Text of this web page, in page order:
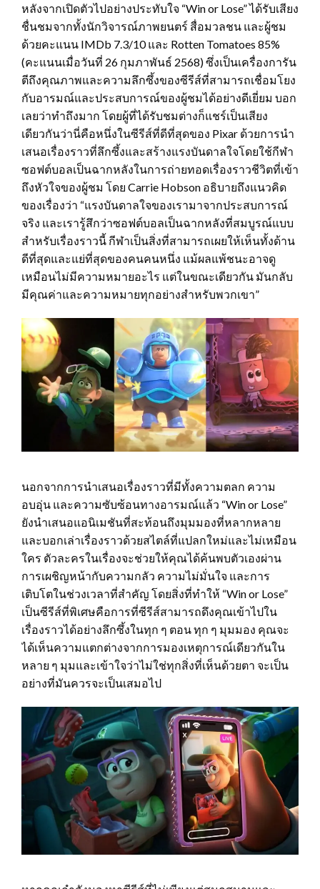
หลังจากเปิดตัวไปอย่างประทับใจ “Win or Lose” ได้รับเสียง
ชื่นชมจากทั้งนักวิจารณ์ภาพยนตร์ สื่อมวลชน และผู้ชม
ด้วยคะแนน IMDb 7.3/10 และ Rotten Tomatoes 85%
(คะแนนเมื่อวันที่ 26 กุมภาพันธ์ 2568) ซึ่งเป็นเครื่องการัน
ตีถึงคุณภาพและความลึกซึ้งของซีรีส์ที่สามารถเชื่อมโยง
กับอารมณ์และประสบการณ์ของผู้ชมได้อย่างดีเยี่ยม บอก
เลยว่าทำถึงมาก โดยผู้ที่ได้รับชมต่างก็แชร์เป็นเสียง
เดียวกันว่านี่คือหนึ่งในซีรีส์ที่ดีที่สุดของ Pixar ด้วยการนำ
เสนอเรื่องราวที่ลึกซึ้งและสร้างแรงบันดาลใจโดยใช้กีฬา
ซอฟต์บอลเป็นฉากหลังในการถ่ายทอดเรื่องราวชีวิตที่เข้า
ถึงหัวใจของผู้ชม โดย Carrie Hobson อธิบายถึงแนวคิด
ของเรื่องว่า “แรงบันดาลใจของเรามาจากประสบการณ์
จริง และเรารู้สึกว่าซอฟต์บอลเป็นฉากหลังที่สมบูรณ์แบบ
สำหรับเรื่องราวนี้ กีฬาเป็นสิ่งที่สามารถเผยให้เห็นทั้งด้าน
ดีที่สุดและแย่ที่สุดของคนคนหนึ่ง แม้ผลแพ้ชนะอาจดู
เหมือนไม่มีความหมายอะไร แต่ในขณะเดียวกัน มันกลับ
มีคุณค่าและความหมายทุกอย่างสำหรับพวกเขา”
นอกจากการนำเสนอเรื่องราวที่มีทั้งความตลก ความ
อบอุ่น และความซับซ้อนทางอารมณ์แล้ว “Win or Lose”
ยังนำเสนอแอนิเมชันที่สะท้อนถึงมุมมองที่หลากหลาย
และบอกเล่าเรื่องราวด้วยสไตล์ที่แปลกใหม่และไม่เหมือน
ใคร ตัวละครในเรื่องจะช่วยให้คุณได้ค้นพบตัวเองผ่าน
การเผชิญหน้ากับความกลัว ความไม่มั่นใจ และการ
เติบโตในช่วงเวลาที่สำคัญ โดยสิ่งที่ทำให้ “Win or Lose”
เป็นซีรีส์ที่พิเศษคือการที่ซีรีส์สามารถดึงคุณเข้าไปใน
เรื่องราวได้อย่างลึกซึ้งในทุก ๆ ตอน ทุก ๆ มุมมอง คุณจะ
ได้เห็นความแตกต่างจากการมองเหตุการณ์เดียวกันใน
หลาย ๆ มุมและเข้าใจว่าไม่ใช่ทุกสิ่งที่เห็นด้วยตา จะเป็น
อย่างที่มันควรจะเป็นเสมอไป